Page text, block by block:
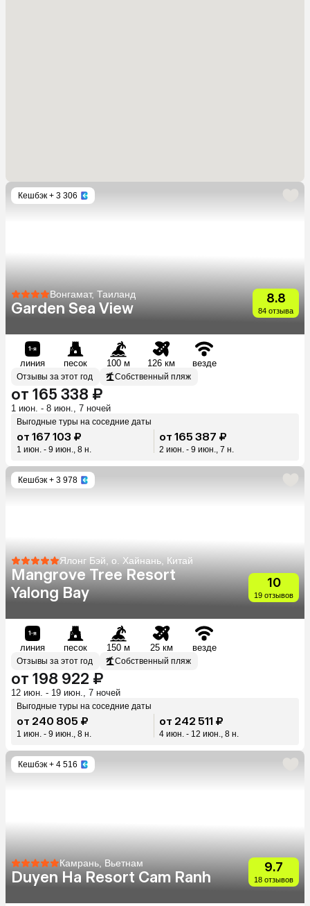
Кешбэк + 3 306
Вонгамат, Таиланд
Garden Sea View
8.8
84 отзыва
линия песок 100 м 126 км везде
Отзывы за этот год Собственный пляж
от 165 338 ₽
1 июн. - 8 июн., 7 ночей
Выгодные туры на соседние даты
от 167 103 ₽
1 июн. - 9 июн., 8 н.
от 165 387 ₽
2 июн. - 9 июн., 7 н.
Кешбэк + 3 978
Ялонг Бэй, о. Хайнань, Китай
Mangrove Tree Resort
Yalong Bay
10
19 отзывов
линия песок 150 м 25 км везде
Отзывы за этот год Собственный пляж
от 198 922 ₽
12 июн. - 19 июн., 7 ночей
Выгодные туры на соседние даты
от 240 805 ₽
1 июн. - 9 июн., 8 н.
от 242 511 ₽
4 июн. - 12 июн., 8 н.
Кешбэк + 4 516
Камрань, Вьетнам
Duyen Ha Resort Cam Ranh
9.7
18 отзывов